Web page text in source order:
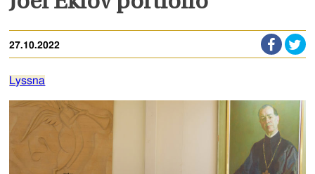
Bröllop
Begravningen
27.10.2022
Lyssna